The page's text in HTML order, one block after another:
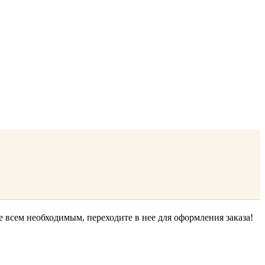
необходимым, переходите в нее для оформления заказа!